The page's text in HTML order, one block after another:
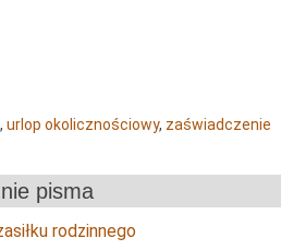
, urlop okolicznościowy, zaświadczenie
pisma
rodzinnego